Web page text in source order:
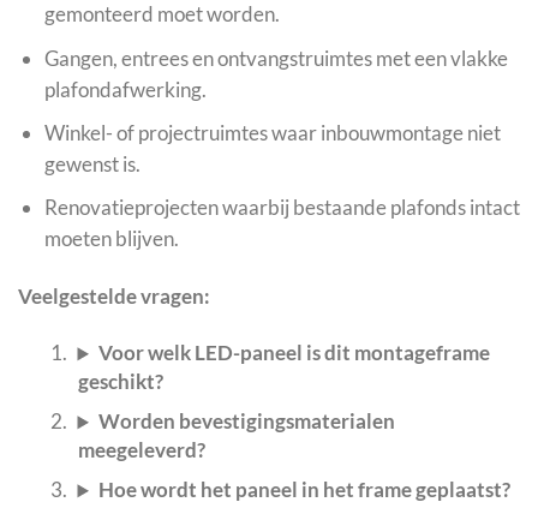
gemonteerd moet worden.
Gangen, entrees en ontvangstruimtes met een vlakke
plafondafwerking.
Winkel- of projectruimtes waar inbouwmontage niet
gewenst is.
Renovatieprojecten waarbij bestaande plafonds intact
moeten blijven.
Veelgestelde vragen:
Voor welk LED-paneel is dit montageframe
geschikt?
Worden bevestigingsmaterialen
meegeleverd?
Hoe wordt het paneel in het frame geplaatst?